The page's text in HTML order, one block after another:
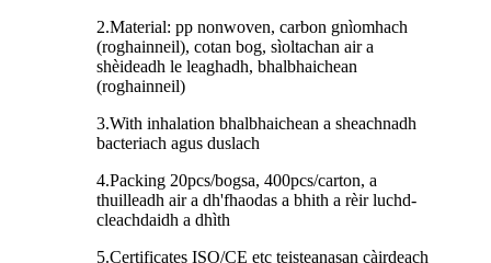
2.Material: pp nonwoven, carbon gnìomhach
(roghainneil), cotan bog, sìoltachan air a
shèideadh le leaghadh, bhalbhaichean
(roghainneil)
3.With inhalation bhalbhaichean a sheachnadh
bacteriach agus duslach
4.Packing 20pcs/bogsa, 400pcs/carton, a
thuilleadh air a dh'fhaodas a bhith a rèir luchd-
cleachdaidh a dhìth
5.Certificates ISO/CE etc teisteanasan càirdeach